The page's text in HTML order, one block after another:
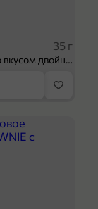
35 г
Кукуруза «Джинн» со вкусом двойного сыра и чили, 35 г